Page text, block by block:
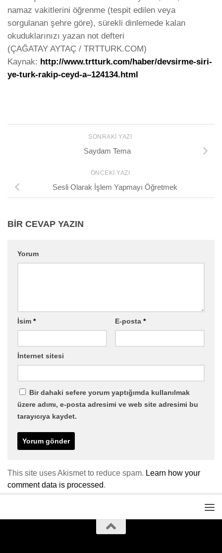
namaz vakitlerini öğrenme (tespit edilen veya
sorgulanan şehre göre), sürekli dinlemede kalan
okuduklarınızı yazan not defteri
(ÇAĞATAY AYTAÇ / TRTTURK.COM)
Kaynak: http://www.trtturk.com/haber/devsirme-siri-
ye-turk-rakip-ceyd-a–124134.html
SONRAKI YAZI
Saydam Tema
ÖNCEKI YAZI
Sesli Olarak İşlem Yapmayı Öğretmek
BIR CEVAP YAZIN
Yorum
İsim * E-posta *
İnternet sitesi
Bir dahaki sefere yorum yaptığımda kullanılmak
üzere adımı, e-posta adresimi ve web site adresimi bu
tarayıcıya kaydet.
This site uses Akismet to reduce spam. Learn how your
comment data is processed.